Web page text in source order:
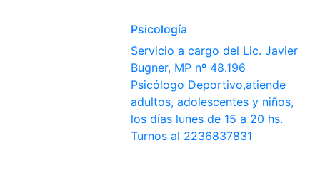
Psicología
Servicio a cargo del Lic. Javier
Bugner, MP nº 48.196
Psicólogo Deportivo,atiende
adultos, adolescentes y niños,
los días lunes de 15 a 20 hs.
Turnos al 2236837831